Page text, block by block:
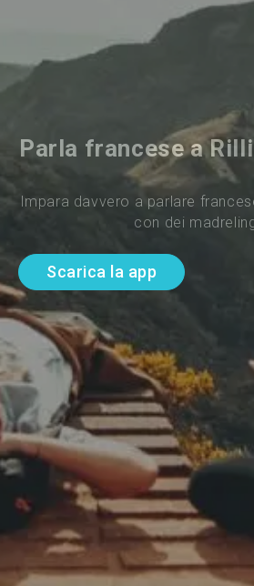
Parla francese a
Impara davvero a parlare
con dei
Scarica la app